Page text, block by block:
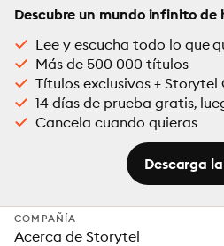
Descubre un mundo infinito de
Lee y escucha todo lo que
Más de 500 000 títulos
Títulos exclusivos + Storytel
14 días de prueba gratis,
Cancela cuando quieras
Descarga
COMPAÑÍA
Acerca de Storytel